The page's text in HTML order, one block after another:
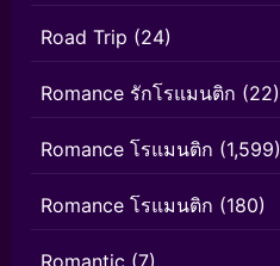
Road Trip (24)
Romance รักโรแมนติก (22)
Romance โรแมนติก (1,599)
Romance โรแมนติก (180)
Romantic (7)